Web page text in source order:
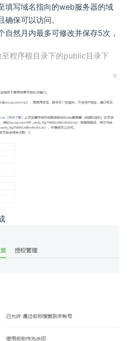
填写域名指向的web服务器的域
确保可以访问。
自然月内最多可修改并保存5次，
程序根目录下的public目录下